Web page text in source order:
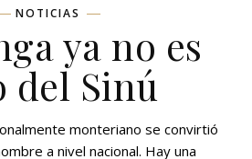
NOTICIAS
ya no es
del Sinú
monteriano se convirtió
a nivel nacional. Hay una